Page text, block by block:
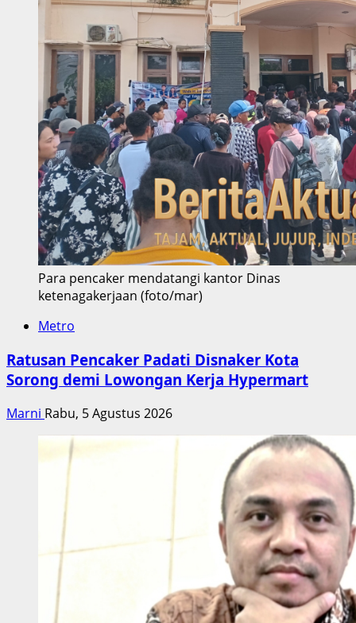
Para pencaker mendatangi kantor Dinas
ketenagakerjaan (foto/mar)
Metro
Ratusan Pencaker Padati Disnaker Kota
Sorong demi Lowongan Kerja Hypermart
Marni Rabu, 5 Agustus 2026